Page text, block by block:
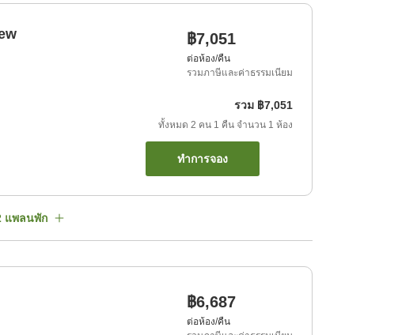
฿7,051
ต่อห้อง/คืน
รวมภาษีและค่าธรรมเนียม
รวม ฿7,051
ทั้งหมด 2 คน 1 คืน จำนวน 1 ห้อง
ทำการจอง
แพลนพัก
฿6,687
ต่อห้อง/คืน